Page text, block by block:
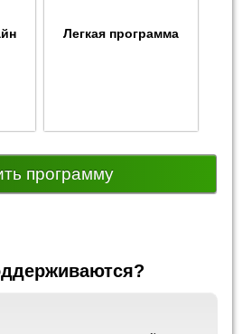
Легкая программа
программу